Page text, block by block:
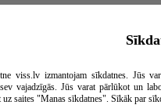
viss.lv izmantojam sīkdatnes. Jūs
vajadzīgās. Jūs varat pārlūkot un
uz saites "Manas sīkdatnes". Sīkāk par